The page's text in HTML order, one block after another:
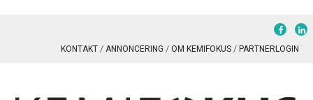
KONTAKT ANNONCERING OM KEMIFOKUS PARTNERLOGIN